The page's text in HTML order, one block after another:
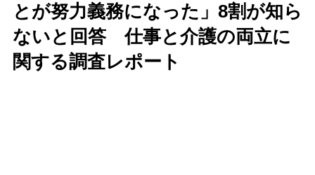
とが努力義務になった」8割が知ら
ないと回答 仕事と介護の両立に
関する調査レポート